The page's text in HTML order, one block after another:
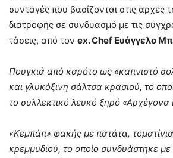
συνταγές που βασίζονται στις αρχές
διατροφής σε συνδυασμό με τις
τάσεις, από τον ex. Chef Ευάγγελο
Πουγκιά από καρότο ως «καπνιστό
και γλυκόξινη σάλτσα κρασιού, το
το συλλεκτικό λευκό ξηρό
«Κεμπάπ» φακής με πατάτα,
κρεμμυδιού, το οποίο συνδυάστηκε με